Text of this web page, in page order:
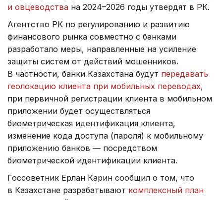
и овцеводства на 2024–2026 годы утвердят в РК.
Агентство РК по регулированию и развитию
финансового рынка совместно с банками
разработало меры, направленные на усиление
защиты систем от действий мошенников.
В частности, банки Казахстана будут передавать
геолокацию клиента при мобильных переводах,
при первичной регистрации клиента в мобильном
приложении будет осуществляться
биометрическая идентификация клиента,
изменение кода доступа (пароля) к мобильному
приложению банков — посредством
биометрической идентификации клиента.
Госсоветник Ерлан Карин сообщил о том, что
в Казахстане разрабатывают комплексный план